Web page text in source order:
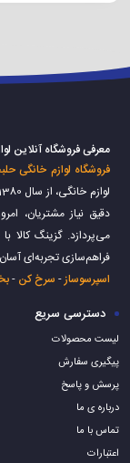
معرفی فروشگاه آنلاین
فروشگاه لوازم خانگی
دقیق نیاز مشتریان،
می‌پردازد. گزینگ
فراهم‌سازی تجربه‌ای
اسپرسوساز- سرخ کن -
دسترسی سریع
لیست محصولات
پیگیری سفارش
پرسش و پاسخ
درباره ی ما
تماس با ما
اعتبارات